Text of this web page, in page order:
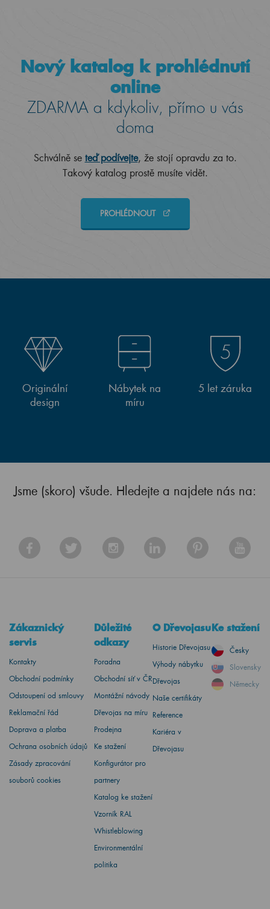
Nový katalog k prohlédnutí
online
ZDARMA a kdykoliv, přímo u vás
doma
Schválně se teď podívejte, že stojí opravdu za to.
Takový katalog prostě musíte vidět.
PROHLÉDNOUT
Originální
design
Nábytek na
míru
5 let záruka
Jsme (skoro) všude. Hledejte a najdete nás na:
Zákaznický
servis
Kontakty
Obchodní podmínky
Odstoupení od smlouvy
Reklamační řád
Doprava a platba
Ochrana osobních údajů
Zásady zpracování
souborů cookies
Důležité
odkazy
Poradna
Obchodní síť v ČR
Montážní návody
Dřevojas na míru
Prodejna
Ke stažení
Konfigurátor pro
partnery
Katalog ke stažení
Vzorník RAL
Whistleblowing
Environmentální
politika
O Dřevojasu
Historie Dřevojasu
Výhody nábytku
Dřevojas
Naše certifikáty
Reference
Kariéra v
Dřevojasu
Ke stažení
Česky
Slovensky
Německy